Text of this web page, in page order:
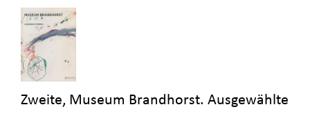
Zweite, Museum Brandhorst. Ausgewählte